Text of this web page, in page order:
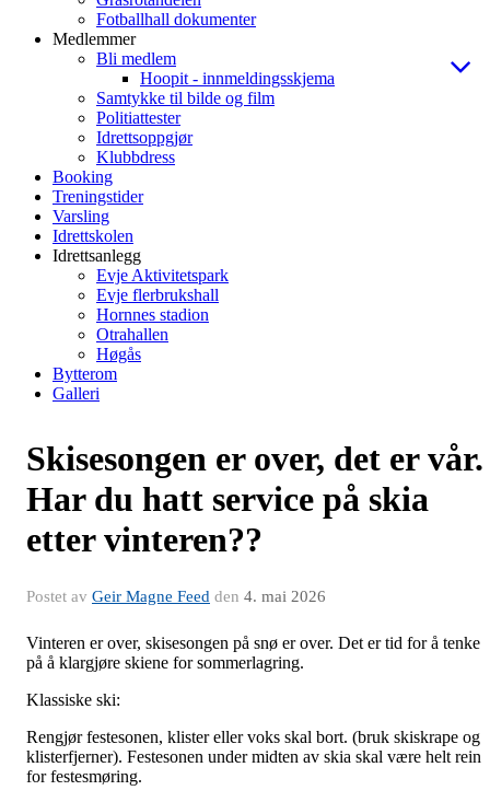
Fotballhall dokumenter
Medlemmer
Bli medlem
Hoopit - innmeldingsskjema
Samtykke til bilde og film
Politiattester
Idrettsoppgjør
Klubbdress
Booking
Treningstider
Varsling
Idrettskolen
Idrettsanlegg
Evje Aktivitetspark
Evje flerbrukshall
Hornnes stadion
Otrahallen
Høgås
Bytterom
Galleri
Skisesongen er over, det er vår.
Har du hatt service på skia
etter vinteren??
Postet av Geir Magne Feed den 4. mai 2026
Vinteren er over, skisesongen på snø er over. Det er tid for å tenke
på å klargjøre skiene for sommerlagring.
Klassiske ski:
Rengjør festesonen, klister eller voks skal bort. (bruk skiskrape og
klisterfjerner). Festesonen under midten av skia skal være helt rein
for festesmøring.